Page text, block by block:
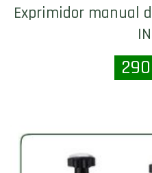
Exprimidor manual